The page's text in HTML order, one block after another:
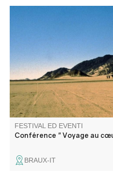
FESTIVAL ED EVENTI
Conférence " Voyage au
BRAUX-IT